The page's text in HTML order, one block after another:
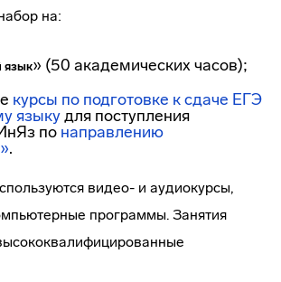
на:
язык» (50 академических часов);
курсы по подготовке к сдаче ЕГЭ
языкудля поступления
по направлению
.
видео- и аудиокурсы,
программы. Занятия